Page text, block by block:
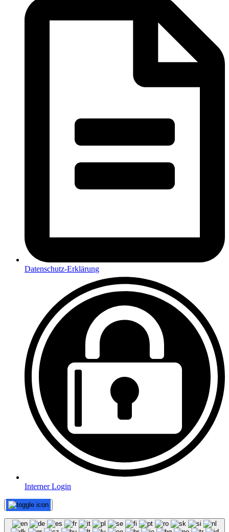
Datenschutz-Erklärung
Interner Login